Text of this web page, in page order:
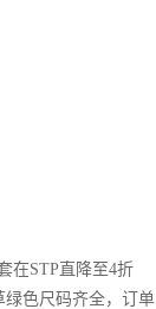
在STP直降至4折
绿色尺码齐全，订单